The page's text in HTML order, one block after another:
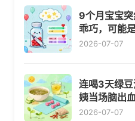
9个月宝宝
乖巧，可能
2026-07-07
连喝3天绿
姨当场脑出
2026-07-07